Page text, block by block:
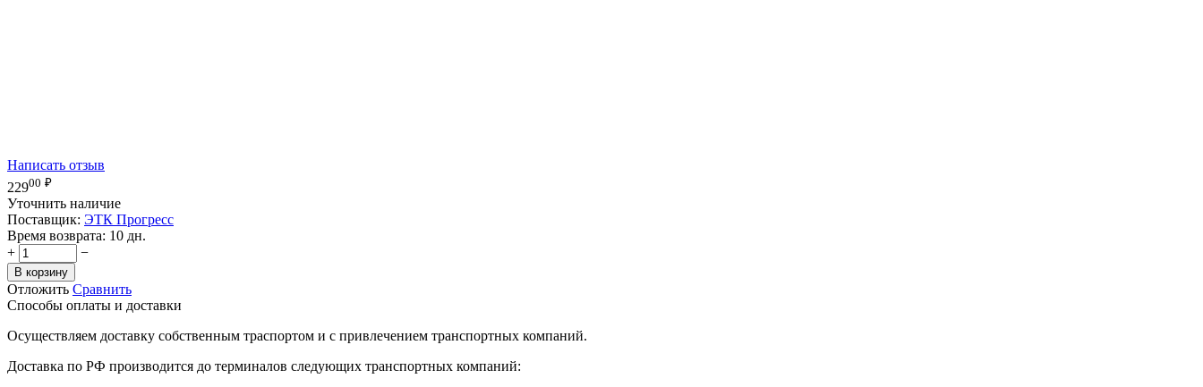
Написать отзыв
22900 ₽
Уточнить наличие
Поставщик: ЭТК Прогресс
Время возврата: 10 дн.
+
−
В корзину
Отложить Сравнить
Способы оплаты и доставки
Осуществляем доставку собственным траспортом и с привлечением транспортных компаний.
Доставка по РФ производится до терминалов следующих транспортных компаний: